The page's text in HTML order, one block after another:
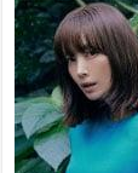
2026 оны 7 сар 15